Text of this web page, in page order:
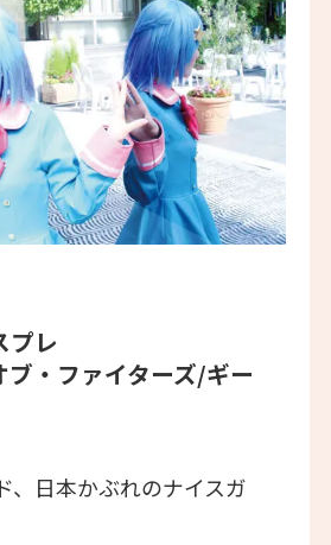
プレ
・ファイターズ/ギー
、日本かぶれのナイスガ